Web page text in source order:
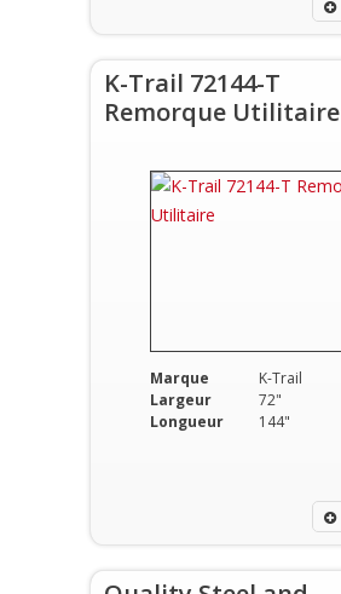
K-Trail 72144-T
Remorque Utilitaire
Marque
K-Trail
Largeur
72"
Longueur
144"